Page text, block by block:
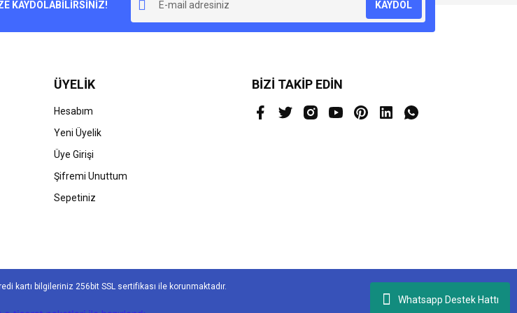
Whatsapp Destek Hattı
Gönder
KAYDOLABİLİRSİNİZ! KAYDOL
ÜYELİK
Hesabım
Yeni Üyelik
Üye Girişi
Şifremi Unuttum
Sepetiniz
BİZİ TAKİP EDİN
kartı bilgileriniz 256bit SSL sertifikası ile korunmaktadır.